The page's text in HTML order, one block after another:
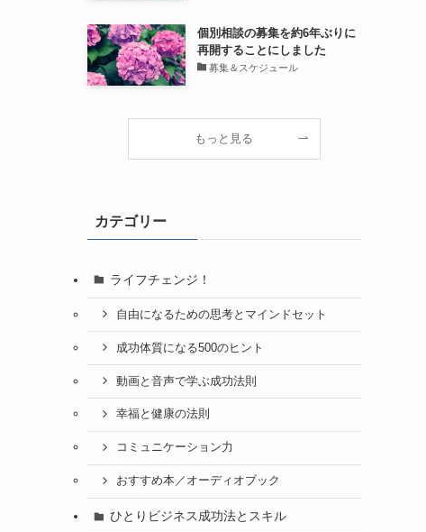
個別相談の募集を約6年ぶりに
再開することにしました
募集＆スケジュール
もっと見る
カテゴリー
ライフチェンジ！
自由になるための思考とマインドセット
成功体質になる500のヒント
動画と音声で学ぶ成功法則
幸福と健康の法則
コミュニケーション力
おすすめ本／オーディオブック
ひとりビジネス成功法とスキル